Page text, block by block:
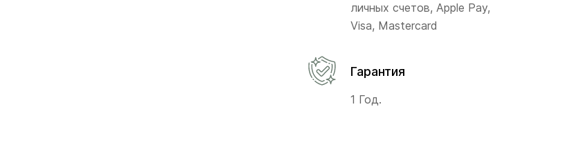
личных счетов, Apple Pay,
Visa, Mastercard
Гарантия
1 Год.